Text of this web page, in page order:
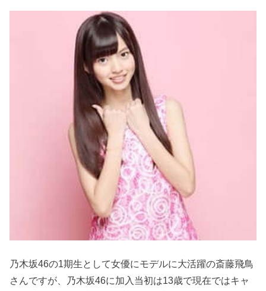
乃木坂46の1期生として女優にモデルに大活躍の斎藤飛鳥
さんですが、乃木坂46に加入当初は13歳で現在ではキャ